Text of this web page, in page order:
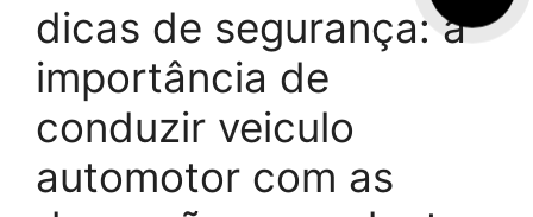
dicas de segurança: a
importância de
conduzir veiculo
automotor com as